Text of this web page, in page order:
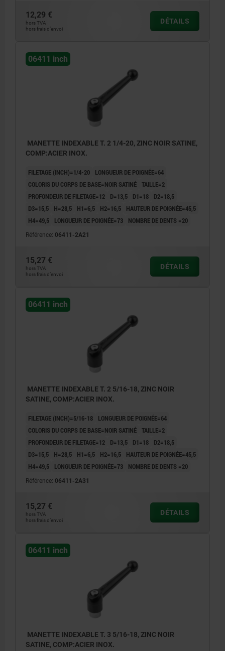
12,29 €
hors TVA
hors frais d’envoi
DÉTAILS
06411 inch
MANETTE INDEXABLE T. 2 1/4-20, ZINC NOIR SATINE,
COMP:ACIER INOX.
FILETAGE (INCH)=1/4-20
LONGUEUR DE POIGNÉE=64
COLORIS DU CORPS DE BASE=NOIR SATINÉ TAILLE=2
PROFONDEUR DE FILETAGE=12
D=13,5 D1=18
D2=18,5
D3=15,5
H=28,5 H1=6,5 H2=16,5
HAUTEUR DE POIGNÉE=45,5
H4=49,5
LONGUEUR DE POIGNÉE=73 NOMBRE DE DENTS =20
Référence: 06411-2A21
15,27 €
hors TVA
hors frais d’envoi
DÉTAILS
06411 inch
MANETTE INDEXABLE T. 2 5/16-18, ZINC NOIR
SATINE, COMP:ACIER INOX.
FILETAGE (INCH)=5/16-18
LONGUEUR DE POIGNÉE=64
COLORIS DU CORPS DE BASE=NOIR SATINÉ TAILLE=2
PROFONDEUR DE FILETAGE=12
D=13,5 D1=18
D2=18,5
D3=15,5
H=28,5 H1=6,5 H2=16,5
HAUTEUR DE POIGNÉE=45,5
H4=49,5
LONGUEUR DE POIGNÉE=73 NOMBRE DE DENTS =20
Référence: 06411-2A31
15,27 €
hors TVA
hors frais d’envoi
DÉTAILS
06411 inch
MANETTE INDEXABLE T. 3 5/16-18, ZINC NOIR
SATINE, COMP:ACIER INOX.